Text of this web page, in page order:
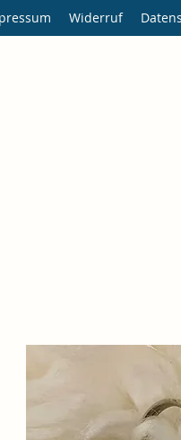
Widerruf